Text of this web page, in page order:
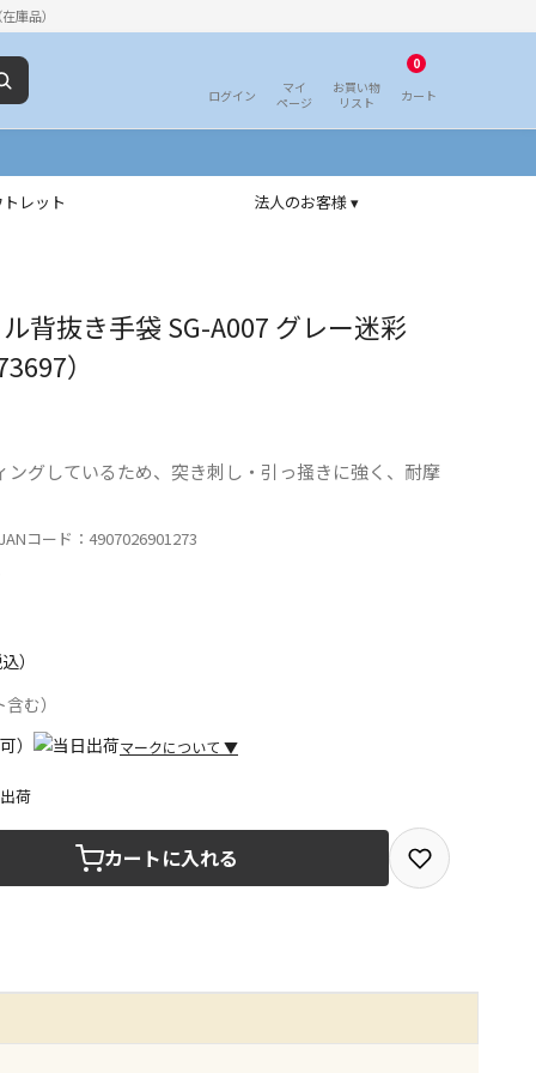
庫品）
ログイン
マイ
ページ
お買い物
リスト
0
カート
レット 法人のお客様 ▾
背抜き手袋 SG-A007 グレー迷彩
）
ングしているため、突き刺し・引っ掻きに強く、耐摩
コード：4907026901273
）
む）
マークについて ▼
を選択できる商品です
で受取ができる商品です（宅配便でのお届けができませ
荷
カートに入れる